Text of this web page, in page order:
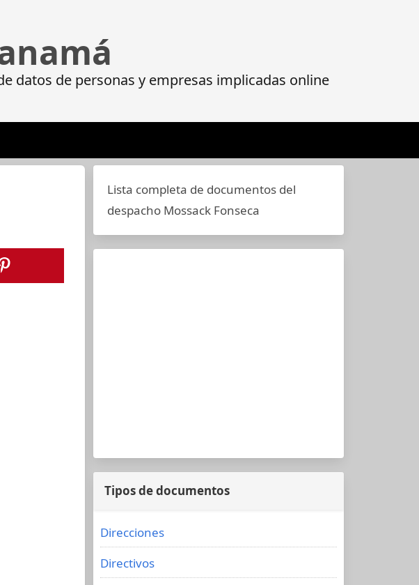
datos de personas y empresas implicadas online
Lista completa de documentos del
despacho Mossack Fonseca
Tipos de documentos
Direcciones
Directivos